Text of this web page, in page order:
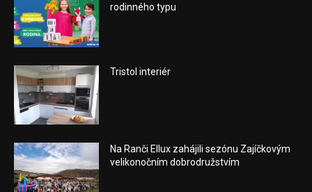
rodinného typu
Tristol interiér
Na Ranči Ellux zahájili sezónu Zajíčkovým
velikonočním dobrodružstvím